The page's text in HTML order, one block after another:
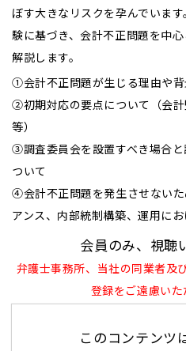
ぼす大きなリスクを孕んでいま
験に基づき、会計不正問題を中
解説します。
①会計不正問題が生じる理由や背
②初期対応の要点について（会
等）
③調査委員会を設置すべき場合
ついて
④会計不正問題を発生させない
アンス、内部統制構築、運用に
会員のみ、視聴
弁護士事務所、当社の同業者及
登録をご遠慮い
このコンテンツ